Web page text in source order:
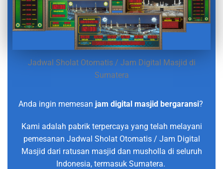
Jadwal Sholat Otomatis / Jam Digital Masjid di
Sumatera
Anda ingin memesan jam digital masjid bergaransi?
Kami adalah pabrik terpercaya yang telah melayani
pemesanan Jadwal Sholat Otomatis / Jam Digital
Masjid dari ratusan masjid dan musholla di seluruh
Indonesia, termasuk Sumatera.